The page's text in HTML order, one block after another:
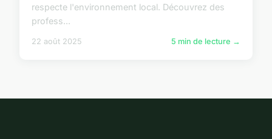
respecte l'environnement local. Découvrez des
profess...
22 août 2025 5 min de lecture →